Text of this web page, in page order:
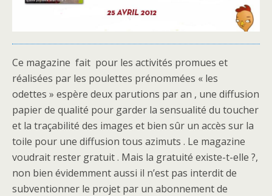
Ce magazine fait pour les activités promues et
réalisées par les poulettes prénommées « les
odettes » espère deux parutions par an , une diffusion
papier de qualité pour garder la sensualité du toucher
et la traçabilité des images et bien sûr un accès sur la
toile pour une diffusion tous azimuts . Le magazine
voudrait rester gratuit . Mais la gratuité existe-t-elle ?,
non bien évidemment aussi il n’est pas interdit de
subventionner le projet par un abonnement de